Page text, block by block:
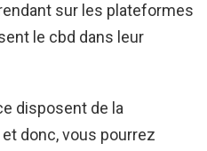
sur les plateformes
le cbd dans leur
disposent de la
donc, vous pourrez